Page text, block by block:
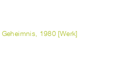
1980 [Werk]